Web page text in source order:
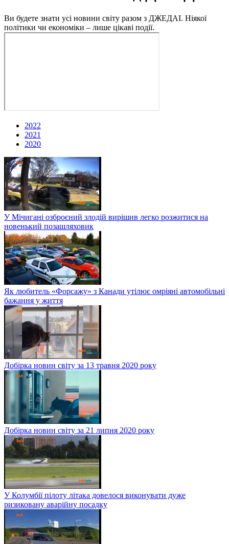
Ви будете знати усі новини світу разом з ДЖЕДАІ. Ніякої
політики чи економіки – лише цікаві події.
2022
2021
2020
У Мічигані озброєний злодій вирішив легко розжитися на
новенький позашляховик
Як любитель «Форсажу» з Канади утілює омріяні автомобільні
бажання у життя
Добірка новин світу за 13 травня 2020 року
Добірка новин світу за 21 липня 2020 року
У Колумбії пілоту літака довелося виконувати дуже
ризиковану аварійну посадку